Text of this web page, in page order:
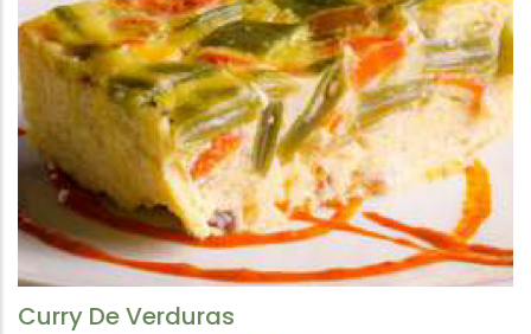
Curry De Verduras